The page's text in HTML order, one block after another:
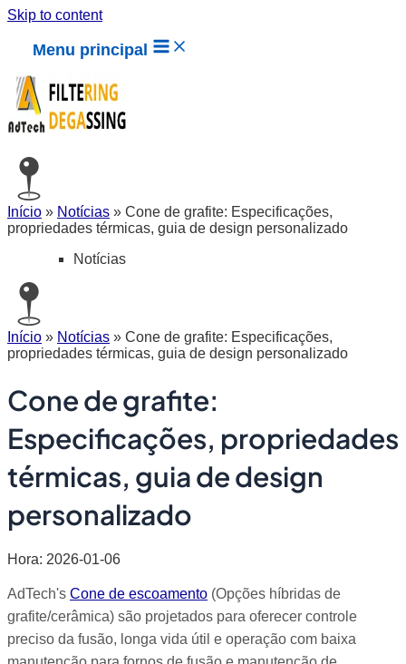
Skip to content
Menu principal
Início » Notícias » Cone de grafite: Especificações,
propriedades térmicas, guia de design personalizado
Notícias
Início » Notícias » Cone de grafite: Especificações,
propriedades térmicas, guia de design personalizado
Cone de grafite:
Especificações, propriedades
térmicas, guia de design
personalizado
Hora: 2026-01-06
AdTech's Cone de escoamento (Opções híbridas de
grafite/cerâmica) são projetados para oferecer controle
preciso da fusão, longa vida útil e operação com baixa